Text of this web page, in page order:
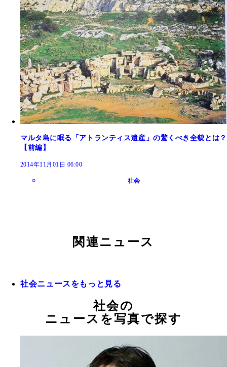
マルタ島に眠る「アトランティス遺産」の驚くべき全貌とは？
【前編】
2014年11月01日 06:00
社会
関連ニュース
社会ニュースをもっと見る
社会の
ニュースを写真で探す